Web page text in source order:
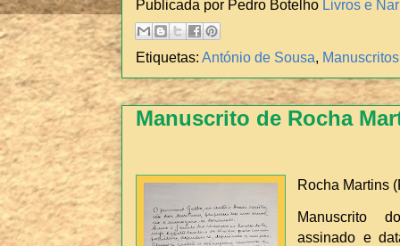
Publicada por Pedro Botelho Livros e
Etiquetas: António de Sousa Manuscritos
Manuscrito de Rocha
Rocha Martins
Manuscrito
assinado e